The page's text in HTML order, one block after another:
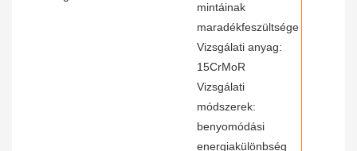
mintáinak
maradékfeszültsége
Vizsgálati anyag:
15CrMoR
Vizsgálati
módszerek:
benyomódási
energiakülönbség